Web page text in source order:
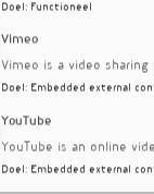
Doel : Functioneel
Vimeo
Vimeo is a video sharing
Doel : Embedded external
YouTube
YouTube is an online
Doel : Embedded external